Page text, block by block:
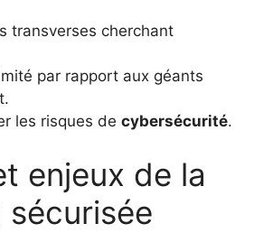
transverses cherchant
par rapport aux géants
les risques de cybersécurité.
enjeux de la